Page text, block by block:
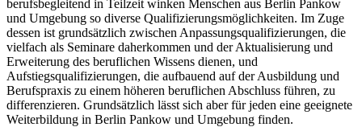
berufsbegleitend in Teilzeit winken Menschen aus Berlin Pankow
und Umgebung so diverse Qualifizierungsmöglichkeiten. Im Zuge
dessen ist grundsätzlich zwischen Anpassungsqualifizierungen, die
vielfach als Seminare daherkommen und der Aktualisierung und
Erweiterung des beruflichen Wissens dienen, und
Aufstiegsqualifizierungen, die aufbauend auf der Ausbildung und
Berufspraxis zu einem höheren beruflichen Abschluss führen, zu
differenzieren. Grundsätzlich lässt sich aber für jeden eine geeignete
Weiterbildung in Berlin Pankow und Umgebung finden.